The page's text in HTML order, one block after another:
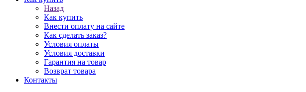
Назад
Как купить
Внести оплату на сайте
Как сделать заказ?
Условия оплаты
Условия доставки
Гарантия на товар
Возврат товара
Контакты